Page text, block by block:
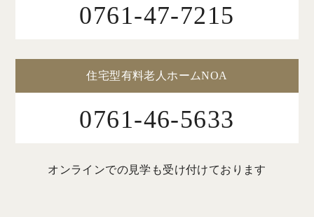
0761-47-7215
住宅型有料老人ホームNOA
0761-46-5633
オンラインでの見学も受け付けております